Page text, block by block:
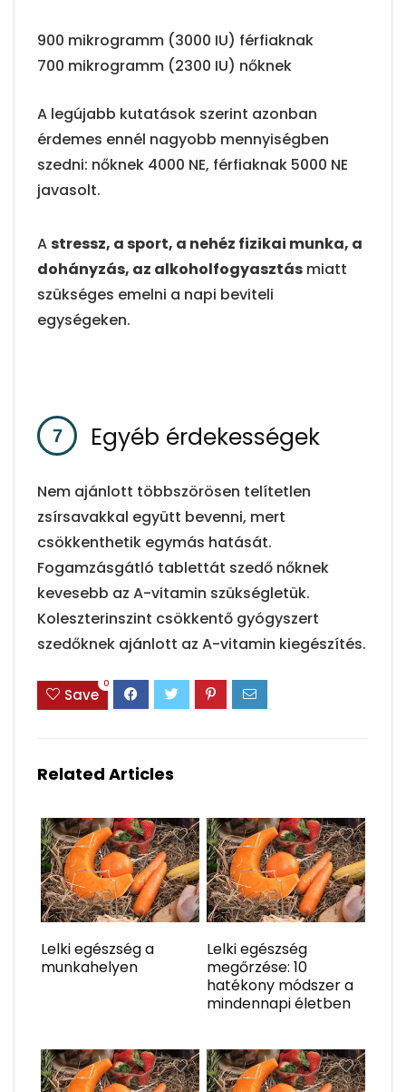
900 mikrogramm (3000 IU) férfiaknak
700 mikrogramm (2300 IU) nőknek
A legújabb kutatások szerint azonban
érdemes ennél nagyobb mennyiségben
szedni: nőknek 4000 NE, férfiaknak 5000 NE
javasolt.
Astressz, a sport, a nehéz fizikai munka, a
dohányzás, az alkoholfogyasztás miatt
szükséges emelni a napi beviteli
egységeken.
Egyéb érdekességek
Nem ajánlott többszörösen telítetlen
zsírsavakkal együtt bevenni, mert
csökkenthetik egymás hatását.
Fogamzásgátló tablettát szedő nőknek
kevesebb az A-vitamin szükségletük.
Koleszterinszint csökkentő gyógyszert
szedőknek ajánlott az A-vitamin kiegészítés.
Save
0
Related Articles
Lelki egészség a
munkahelyen
Lelki egészség
megőrzése: 10
hatékony módszer a
mindennapi életben